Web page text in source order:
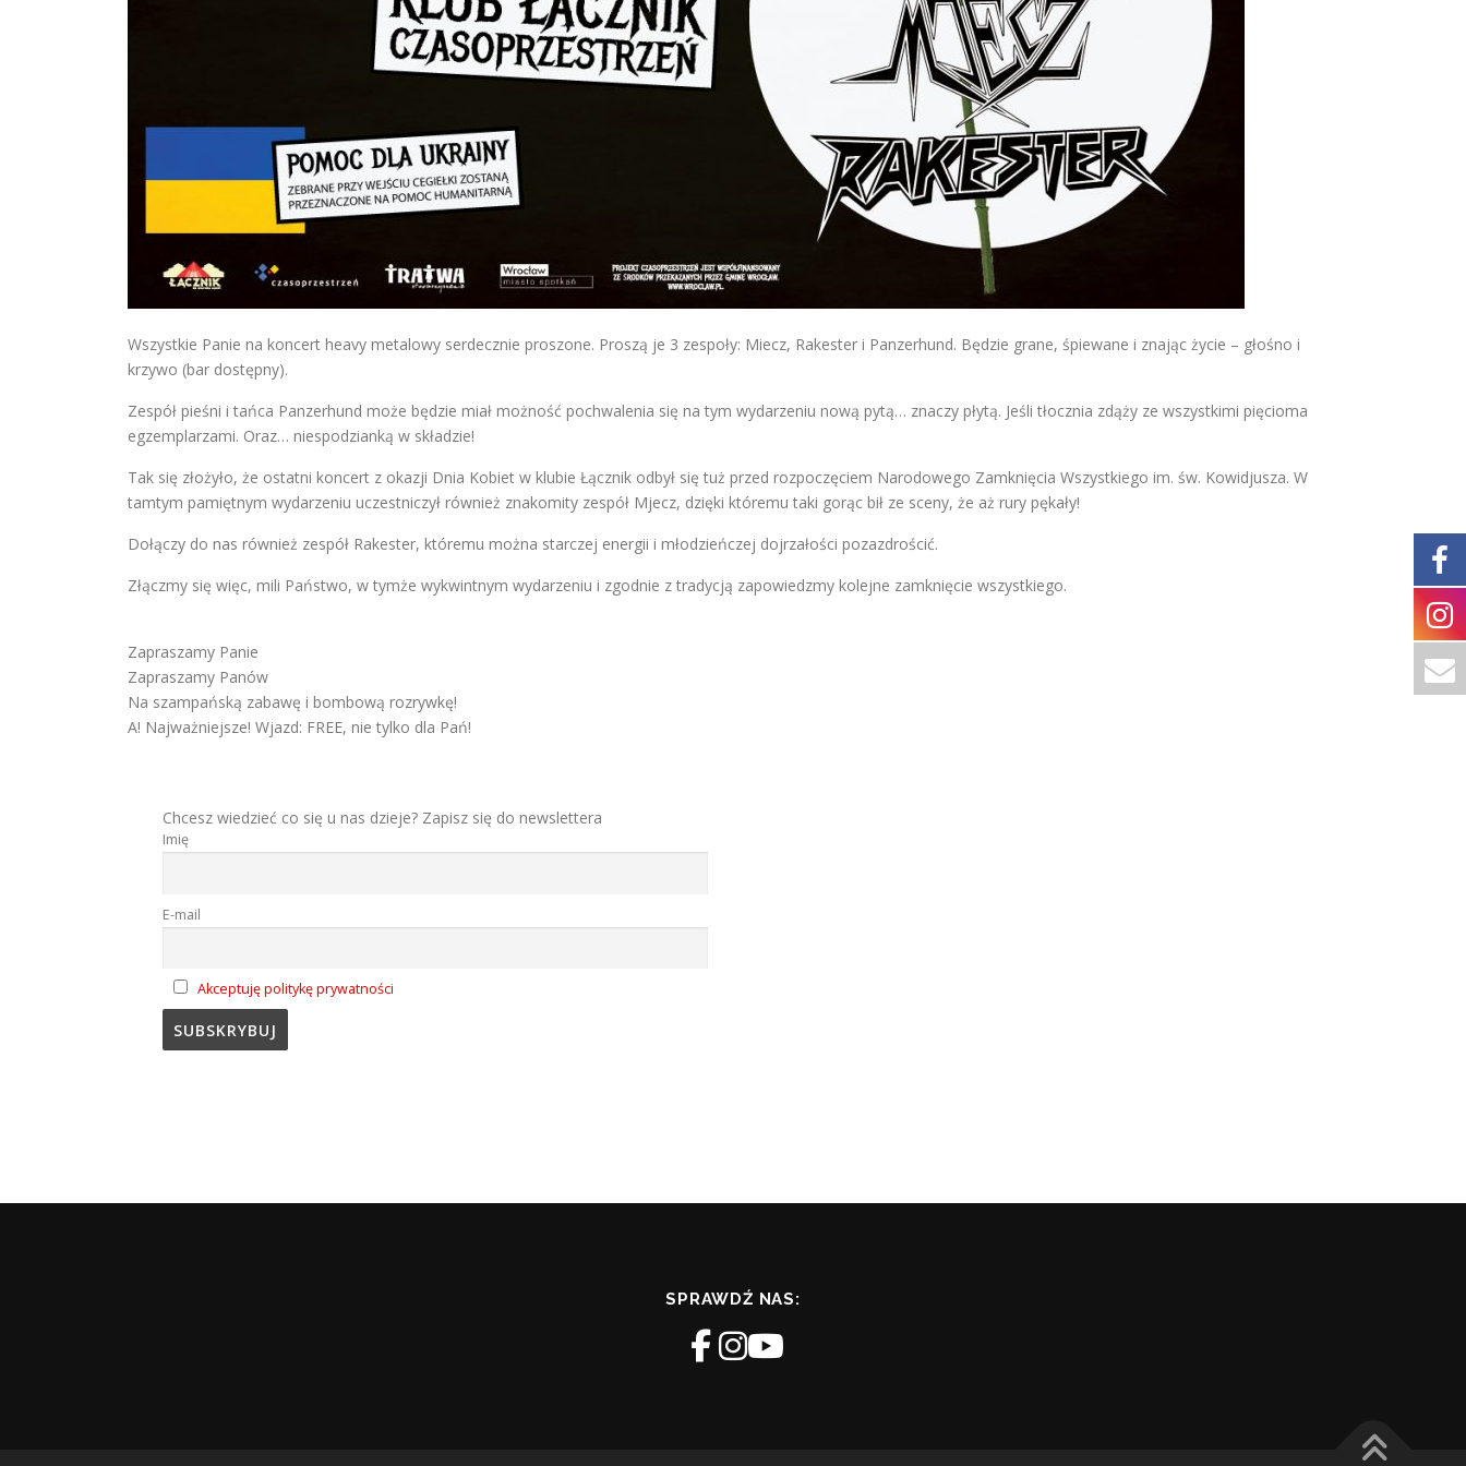
Wszystkie Panie na koncert heavy metalowy serdecznie proszone. Proszą je 3 zespoły: Miecz, Rakester i Panzerhund. Będzie grane, śpiewane i znając życie – głośno i
krzywo (bar dostępny).
Zespół pieśni i tańca Panzerhund może będzie miał możność pochwalenia się na tym wydarzeniu nową pytą… znaczy płytą. Jeśli tłocznia zdąży ze wszystkimi pięcioma
egzemplarzami. Oraz… niespodzianką w składzie!
Tak się złożyło, że ostatni koncert z okazji Dnia Kobiet w klubie Łącznik odbył się tuż przed rozpoczęciem Narodowego Zamknięcia Wszystkiego im. św. Kowidjusza. W
tamtym pamiętnym wydarzeniu uczestniczył również znakomity zespół Mjecz, dzięki któremu taki gorąc bił ze sceny, że aż rury pękały!
Dołączy do nas również zespół Rakester, któremu można starczej energii i młodzieńczej dojrzałości pozazdrościć.
Złączmy się więc, mili Państwo, w tymże wykwintnym wydarzeniu i zgodnie z tradycją zapowiedzmy kolejne zamknięcie wszystkiego.
Zapraszamy Panie
Zapraszamy Panów
Na szampańską zabawę i bombową rozrywkę!
A! Najważniejsze! Wjazd: FREE, nie tylko dla Pań!
Chcesz wiedzieć co się u nas dzieje? Zapisz się do newslettera
Imię
E-mail
Akceptuję politykę prywatności
SPRAWDŹ NAS: